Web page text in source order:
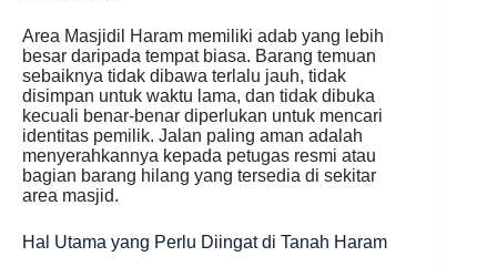
Area Masjidil Haram memiliki adab yang lebih
besar daripada tempat biasa. Barang temuan
sebaiknya tidak dibawa terlalu jauh, tidak
disimpan untuk waktu lama, dan tidak dibuka
kecuali benar-benar diperlukan untuk mencari
identitas pemilik. Jalan paling aman adalah
menyerahkannya kepada petugas resmi atau
bagian barang hilang yang tersedia di sekitar
area masjid.
Hal Utama yang Perlu Diingat di Tanah Haram